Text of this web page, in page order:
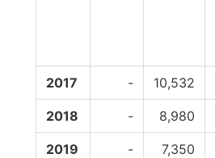
2017 - 10,532
2018 - 8,980
2019 - 7,350